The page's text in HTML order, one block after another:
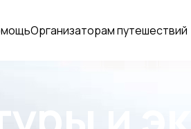
Организаторам путешествий